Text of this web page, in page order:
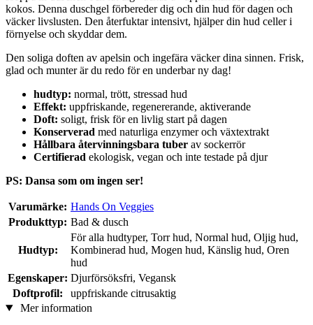
kokos. Denna duschgel förbereder dig och din hud för dagen och
väcker livslusten. Den återfuktar intensivt, hjälper din hud celler i
förnyelse och skyddar dem.
Den soliga doften av apelsin och ingefära väcker dina sinnen. Frisk,
glad och munter är du redo för en underbar ny dag!
hudtyp: normal, trött, stressad hud
Effekt: uppfriskande, regenererande, aktiverande
Doft: soligt, frisk för en livlig start på dagen
Konserverad med naturliga enzymer och växtextrakt
Hållbara återvinningsbara tuber av sockerrör
Certifierad ekologisk, vegan och inte testade på djur
PS: Dansa som om ingen ser!
Varumärke: Hands On Veggies
Produkttyp: Bad & dusch
Hudtyp:
För alla hudtyper, Torr hud, Normal hud, Oljig hud,
Kombinerad hud, Mogen hud, Känslig hud, Oren
hud
Egenskaper: Djurförsöksfri, Vegansk
Doftprofil:
uppfriskande citrusaktig
Mer information